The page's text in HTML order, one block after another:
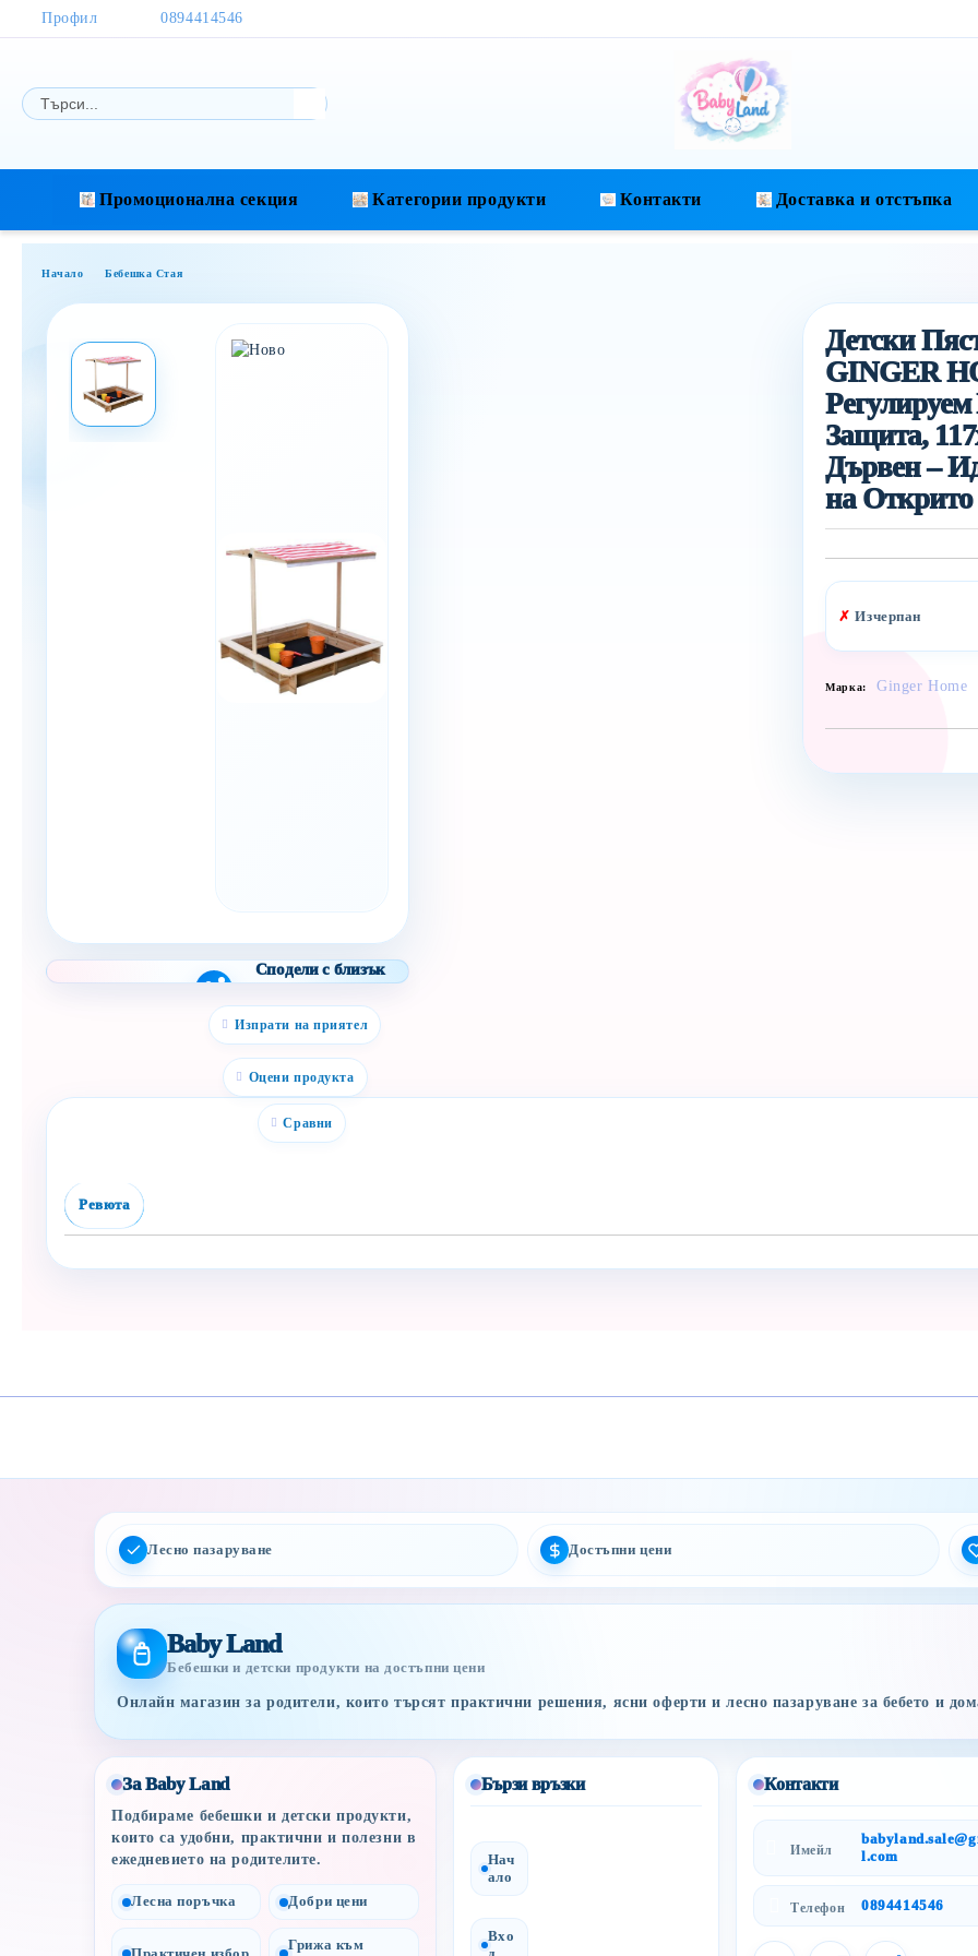
Профил 0894414546
Промоционална секция Категории продукти Контакти Доставка и отстъпка
Начало Бебешка Стая
Детски
GINGER
Защита,
Дървен –
на Открито
✗ Изчерпан
Марка: Ginger Home
Сподели с близък
бебе? Изпрати го бързо.
Facebook Viber
WhatsApp
Копирай линк
Изпрати на приятел
Оцени продукта
Сравни
Ревюта
Лесно пазаруване Достъпни цени
Baby Land
Бебешки и детски продукти на достъпни цени
Онлайн магазин за родители, които търсят практични решения, ясни оферти и лесно пазаруване за бебето и
За Baby Land
Подбираме бебешки и детски продукти,
които са удобни, практични и полезни в
ежедневието на родителите.
Лесна поръчка Добри цени
Грижа към
Бързи връзки
Нач
ало
Вхо
Контакти
Имейл
l.com
Телефон 0894414546